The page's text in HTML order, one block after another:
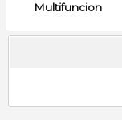
Multifuncion